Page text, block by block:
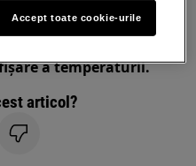
apoi conectați
a temperaturii.
articol?
Accept toate cookie-urile